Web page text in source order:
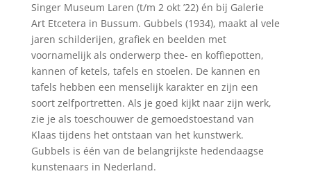
Singer Museum Laren (t/m 2 okt ’22) én bij Galerie
Art Etcetera in Bussum. Gubbels (1934), maakt al vele
jaren schilderijen, grafiek en beelden met
voornamelijk als onderwerp thee- en koffiepotten,
kannen of ketels, tafels en stoelen. De kannen en
tafels hebben een menselijk karakter en zijn een
soort zelfportretten. Als je goed kijkt naar zijn werk,
zie je als toeschouwer de gemoedstoestand van
Klaas tijdens het ontstaan van het kunstwerk.
Gubbels is één van de belangrijkste hedendaagse
kunstenaars in Nederland.